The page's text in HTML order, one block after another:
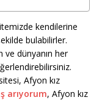
kendilerine
bulabilirler.
ve dünyanın her
Afyon kız
arıyorum, Afyon kız